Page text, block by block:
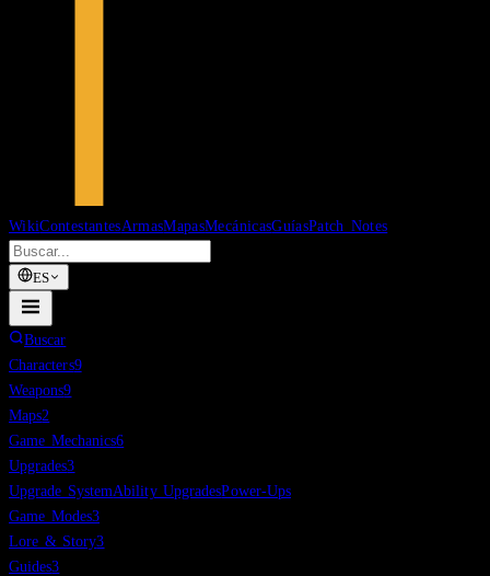
WikiContestantesArmasMapasMecánicasGuíasPatch Notes
ES
Buscar
Characters9
Weapons9
Maps2
Game Mechanics6
Upgrades3
Upgrade SystemAbility UpgradesPower-Ups
Game Modes3
Lore & Story3
Guides3